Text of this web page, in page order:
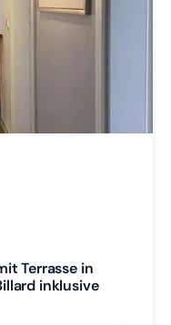
1 wechseln
2 wechseln
3 wechseln
4 wechseln
5 wechseln
6 wechseln
Terrasse in
inklusive